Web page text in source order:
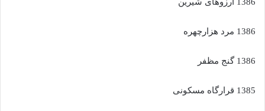
1386 آرزوهای شیرین
1386 مرد هزارچهره
1386 گنج مظفر
1385 قرارگاه مسکونی